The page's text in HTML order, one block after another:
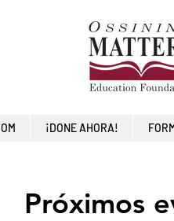
¡DONE AHORA!
Próximos